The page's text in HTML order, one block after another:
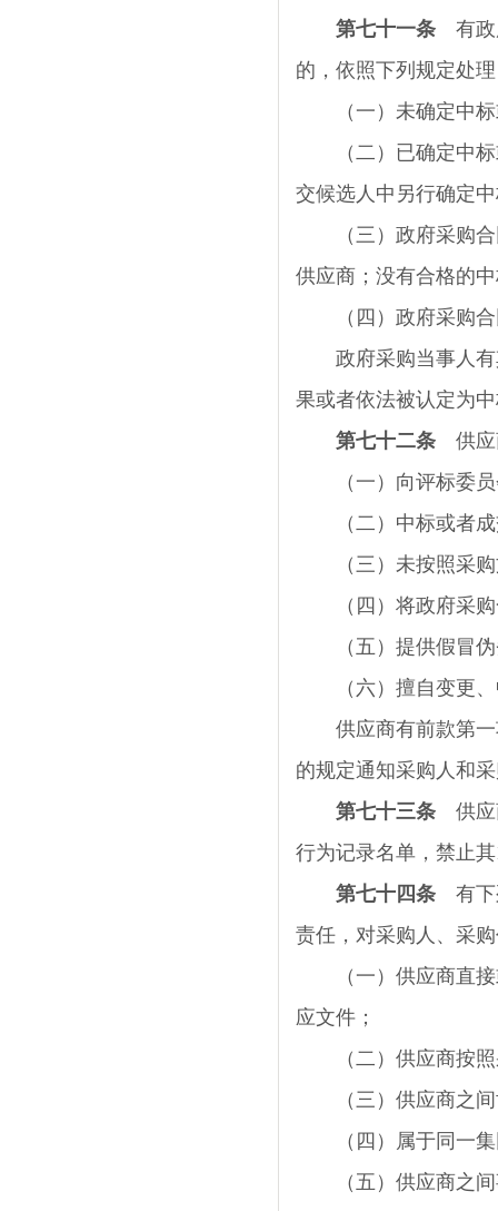
第七十一条 有政
的，依照下列规定处
（一）未确定中标
（二）已确定中标
交候选人中另行确定
（三）政府采购合
供应商；没有合格的
（四）政府采购合
政府采购当事人有
果或者依法被认定为
第七十二条 供应
（一）向评标委员
（二）中标或者成
（三）未按照采购
（四）将政府采购
（五）提供假冒伪
（六）擅自变更、
供应商有前款第一
的规定通知采购人和
第七十三条 供应
行为记录名单，禁止其
第七十四条 有下
责任，对采购人、采
（一）供应商直接
应文件；
（二）供应商按照
（三）供应商之间
（四）属于同一集
（五）供应商之间